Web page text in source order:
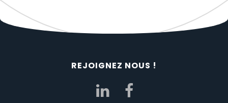
REJOIGNEZ NOUS !